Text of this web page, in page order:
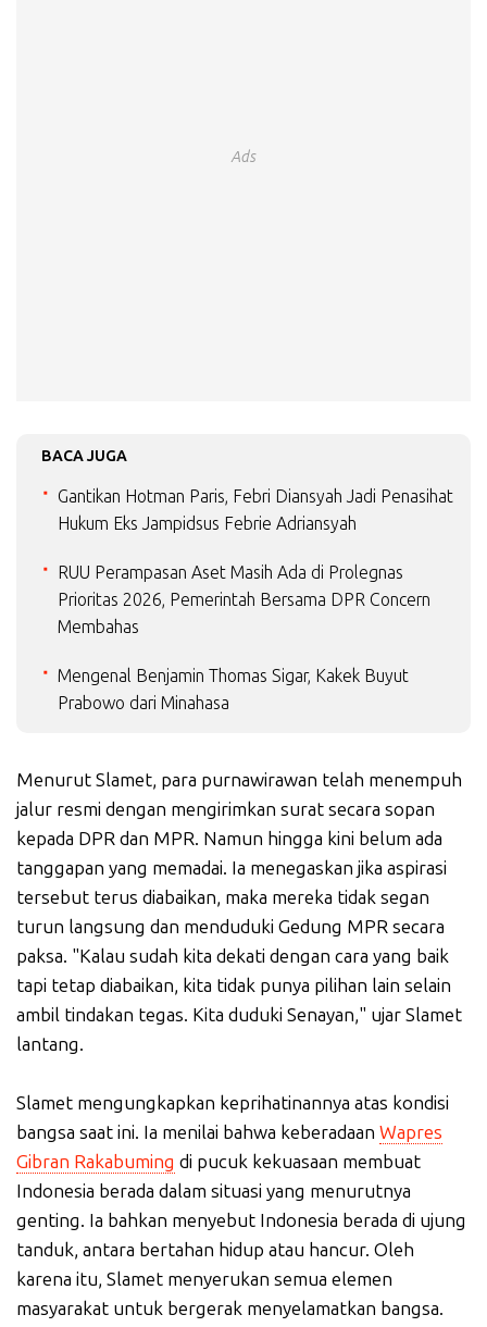
Ads
BACA JUGA
Gantikan Hotman Paris, Febri Diansyah Jadi Penasihat
Hukum Eks Jampidsus Febrie Adriansyah
RUU Perampasan Aset Masih Ada di Prolegnas
Prioritas 2026, Pemerintah Bersama DPR Concern
Membahas
Mengenal Benjamin Thomas Sigar, Kakek Buyut
Prabowo dari Minahasa
Menurut Slamet, para purnawirawan telah menempuh
jalur resmi dengan mengirimkan surat secara sopan
kepada DPR dan MPR. Namun hingga kini belum ada
tanggapan yang memadai. Ia menegaskan jika aspirasi
tersebut terus diabaikan, maka mereka tidak segan
turun langsung dan menduduki Gedung MPR secara
paksa. "Kalau sudah kita dekati dengan cara yang baik
tapi tetap diabaikan, kita tidak punya pilihan lain selain
ambil tindakan tegas. Kita duduki Senayan," ujar Slamet
lantang.
Slamet mengungkapkan keprihatinannya atas kondisi
bangsa saat ini. Ia menilai bahwa keberadaan Wapres
Gibran Rakabuming di pucuk kekuasaan membuat
Indonesia berada dalam situasi yang menurutnya
genting. Ia bahkan menyebut Indonesia berada di ujung
tanduk, antara bertahan hidup atau hancur. Oleh
karena itu, Slamet menyerukan semua elemen
masyarakat untuk bergerak menyelamatkan bangsa.